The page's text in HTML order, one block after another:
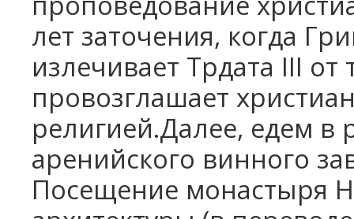
лет заточения, когда
излечивает Трдата III от
провозглашает
религией.Далее, едем
аренийского винного
Посещение монастыря